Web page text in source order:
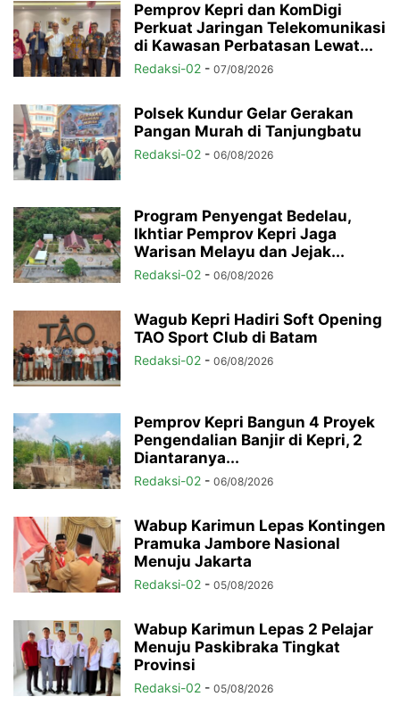
Pemprov Kepri dan KomDigi
Perkuat Jaringan Telekomunikasi
di Kawasan Perbatasan Lewat...
Redaksi-02 - 07/08/2026
Polsek Kundur Gelar Gerakan
Pangan Murah di Tanjungbatu
Redaksi-02 - 06/08/2026
Program Penyengat Bedelau,
Ikhtiar Pemprov Kepri Jaga
Warisan Melayu dan Jejak...
Redaksi-02 - 06/08/2026
Wagub Kepri Hadiri Soft Opening
TAO Sport Club di Batam
Redaksi-02 - 06/08/2026
Pemprov Kepri Bangun 4 Proyek
Pengendalian Banjir di Kepri, 2
Diantaranya...
Redaksi-02 - 06/08/2026
Wabup Karimun Lepas Kontingen
Pramuka Jambore Nasional
Menuju Jakarta
Redaksi-02 - 05/08/2026
Wabup Karimun Lepas 2 Pelajar
Menuju Paskibraka Tingkat
Provinsi
Redaksi-02 - 05/08/2026